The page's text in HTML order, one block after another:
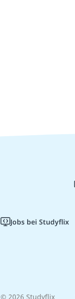
Jobs bei Studyflix
© 2026 Studyflix